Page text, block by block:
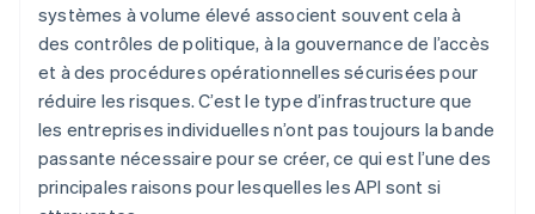
systèmes à volume élevé associent souvent cela à
des contrôles de politique, à la gouvernance de l’accès
et à des procédures opérationnelles sécurisées pour
réduire les risques. C’est le type d’infrastructure que
les entreprises individuelles n’ont pas toujours la bande
passante nécessaire pour se créer, ce qui est l’une des
principales raisons pour lesquelles les API sont si